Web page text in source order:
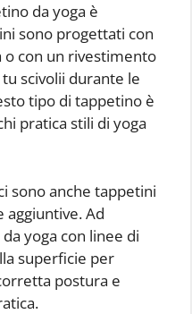
da yoga è
sono progettati con
con un rivestimento
scivolii durante le
tipo di tappetino è
pratica stili di yoga
sono anche tappetini
aggiuntive. Ad
yoga con linee di
superficie per
postura e